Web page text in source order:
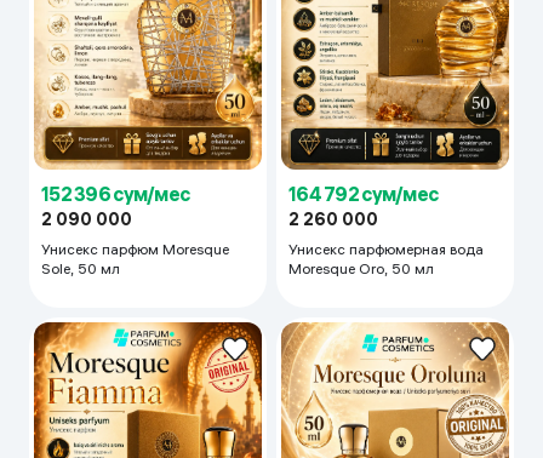
152 396 сум/мес
2 090 000
Унисекс парфюм Moresque
Sole, 50 мл
164 792 сум/мес
2 260 000
Унисекс парфюмерная вода
Moresque Oro, 50 мл